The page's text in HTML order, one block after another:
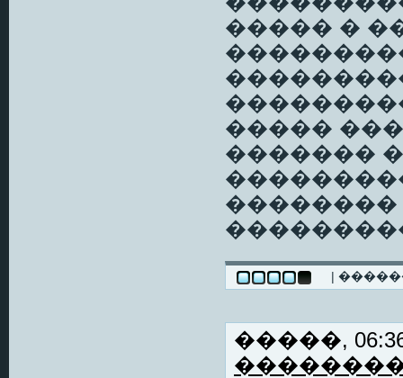
����� �
�����
�������
|
�����,